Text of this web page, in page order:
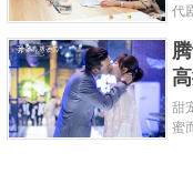
关键字：电视剧 美
共3页: 上一页 1
代
甜
蜜